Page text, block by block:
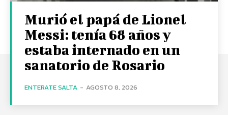
Murió el papá de Lionel
Messi: tenía 68 años y
estaba internado en un
sanatorio de Rosario
ENTERATE SALTA - AGOSTO 8, 2026